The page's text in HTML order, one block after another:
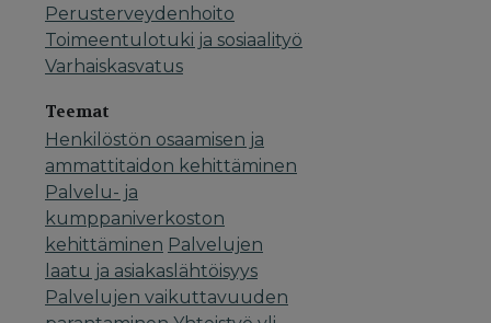
Perusterveydenhoito
Toimeentulotuki ja sosiaalityö
Varhaiskasvatus
Teemat
Henkilöstön osaamisen ja
ammattitaidon kehittäminen
Palvelu- ja
kumppaniverkoston
kehittäminen Palvelujen
laatu ja asiakaslähtöisyys
Palvelujen vaikuttavuuden